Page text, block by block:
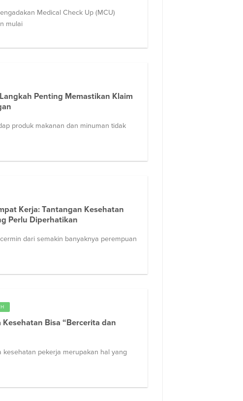
Medical Check Up (MCU)
mulai
Penting Memastikan Klaim
produk makanan dan minuman tidak
Kerja: Tantangan Kesehatan
Perlu Diperhatikan
dari semakin banyaknya perempuan
Bisa “Bercerita dan
kesehatan pekerja merupakan hal yang